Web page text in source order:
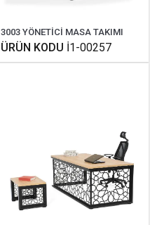
3003 YÖNETİCİ MASA TAKIMI
ÜRÜN KODU İ1-00257